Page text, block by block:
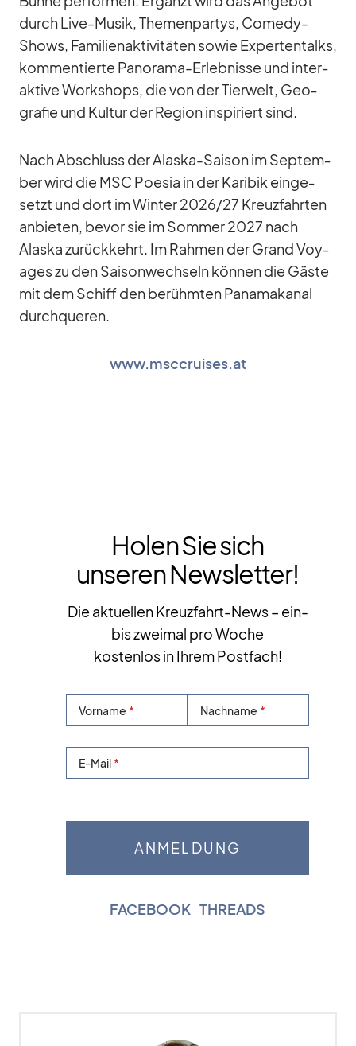
durch Live-Mu­sik, The­men­par­tys, Co­medy-
Shows, Fa­mi­li­en­ak­ti­vi­tä­ten so­wie Ex­per­ten­talks,
kom­men­tierte Pan­orama-Er­leb­nisse und in­ter­
ak­tive Work­shops, die von der Tier­welt, Geo­
gra­fie und Kul­tur der Re­gion in­spi­riert sind.
Nach Ab­schluss der Alaska-Sai­son im Sep­tem­
ber wird die MSC Poe­sia in der Ka­ri­bik ein­ge­
setzt und dort im Win­ter 2026/​27 Kreuz­fahr­ten
an­bie­ten, be­vor sie im Som­mer 2027 nach
Alaska zu­rück­kehrt. Im Rah­men der Grand Voy­
a­ges zu den Sai­son­wech­seln kön­nen die Gäste
mit dem Schiff den be­rühm­ten Pa­na­ma­ka­nal
durch­que­ren.
www.msccruises.at
Holen Sie sich
unseren Newsletter!
Die aktuellen Kreuzfahrt-News – ein-
bis zweimal pro Woche
kostenlos in Ihrem Postfach!
Vorname Nachname
E-Mail
FACEBOOK THREADS